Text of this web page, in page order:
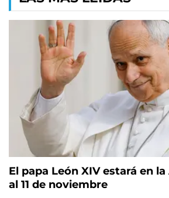
El papa León XIV estará en
al 11 de noviembre